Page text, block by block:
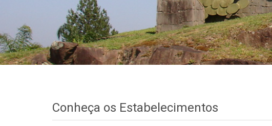
Conheça os Estabelecimentos